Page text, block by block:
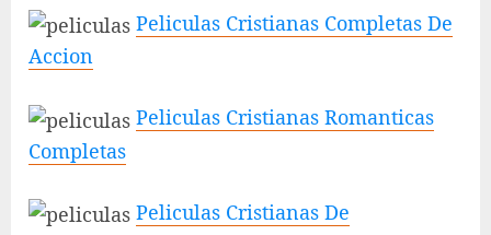
Peliculas Cristianas Completas De
Accion
Peliculas Cristianas Romanticas
Completas
Peliculas Cristianas De